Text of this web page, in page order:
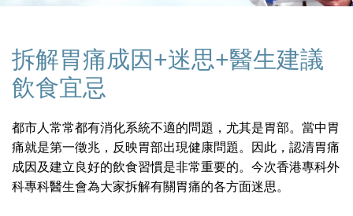
拆解胃痛成因+迷思+醫生建議
飲食宜忌
都市人常常都有消化系統不適的問題，尤其是胃部。當中胃
痛就是第一徵兆，反映胃部出現健康問題。因此，認清胃痛
成因及建立良好的飲食習慣是非常重要的。今次香港專科外
科專科醫生會為大家拆解有關胃痛的各方面迷思。